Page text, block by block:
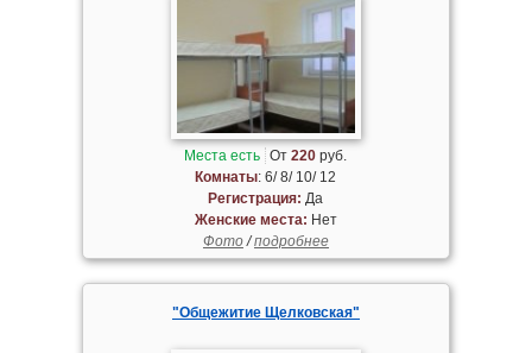
Места есть От220 руб.
Комнаты: 6/ 8/ 10/ 12
Регистрация: Да
Женские места: Нет
Фото/подробнее
"Общежитие Щелковская"